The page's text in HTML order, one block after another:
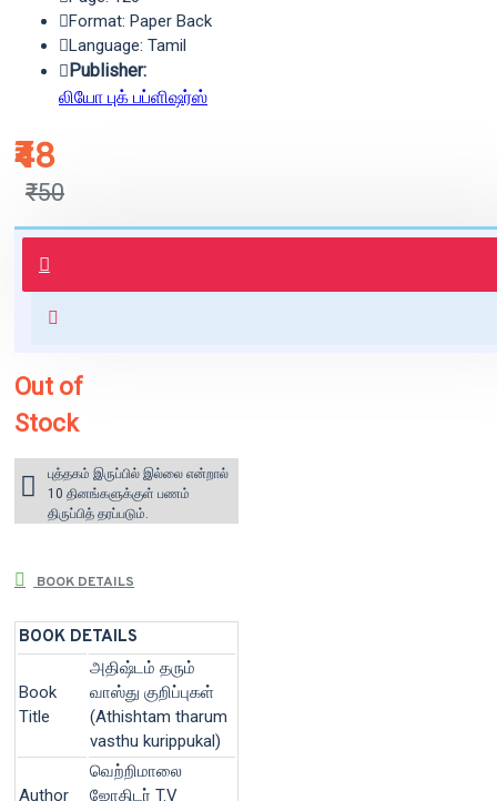
₹48
₹50
Format: Paper Back
Language: Tamil
Publisher:
லியோ புக் பப்ளிஷர்ஸ்
புத்தகம் 3 - 7 நாட்களில் அனுப்பி
வைக்கப்படும்.
for orders above ₹1000 within
Out of
Stock
புத்தகம் இருப்பில் இல்லை என்றால்
10 தினங்களுக்குள் பணம்
திருப்பித் தரப்படும்.
BOOK DETAILS
BOOK DETAILS
Book
Title
அதிஷ்டம் தரும்
வாஸ்து குறிப்புகள்
(Athishtam tharum
vasthu kurippukal)
Author
வெற்றிமாலை
ஜோதிடர் T.V